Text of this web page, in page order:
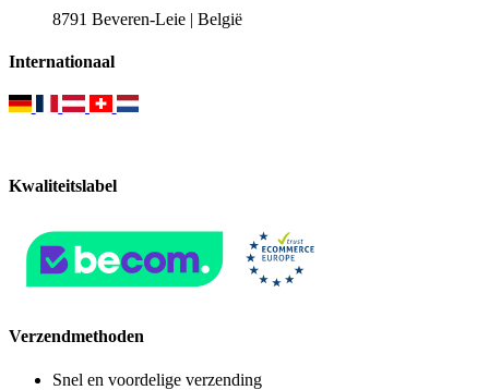
8791 Beveren-Leie | België
Internationaal
Kwaliteitslabel
Verzendmethoden
Snel en voordelige verzending